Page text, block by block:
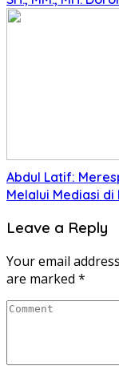
Abdul Latif:
Melalui Mediasi
Leave a Reply
Your email
are marked *